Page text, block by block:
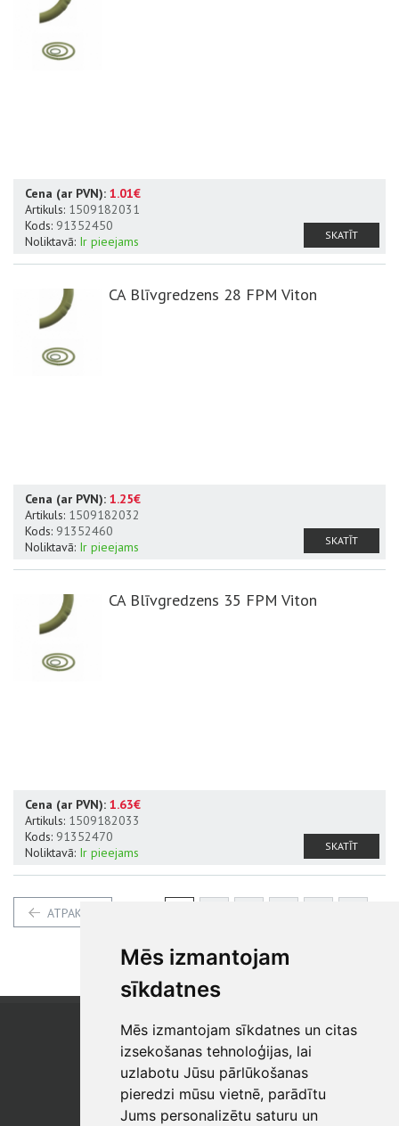
Mēs izmantojam
sīkdatnes
Mēs izmantojam sīkdatnes un citas
izsekošanas tehnoloģijas, lai
uzlabotu Jūsu pārlūkošanas
pieredzi mūsu vietnē, parādītu
Jums personalizētu saturu un
Cena (ar PVN): 1.01€
Artikuls: 1509182031
Kods: 91352450
Noliktavā: Ir pieejams SKATĪT
CA Blīvgredzens 28 FPM Viton
Cena (ar PVN): 1.25€
Artikuls: 1509182032
Kods: 91352460
Noliktavā: Ir pieejams SKATĪT
CA Blīvgredzens 35 FPM Viton
Cena (ar PVN): 1.63€
Artikuls: 1509182033
Kods: 91352470
Noliktavā: Ir pieejams SKATĪT
ATPAKAĻ
SIA "SB"
Reģistrācijas Nr. 40003017954
PVN reģ. Nr.: LV40003017954
Tālrunis: +371 67 813 100